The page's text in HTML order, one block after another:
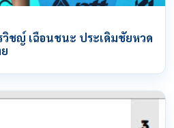
ชญ์ เฉือนชนะ ประเดิมชัยหวด